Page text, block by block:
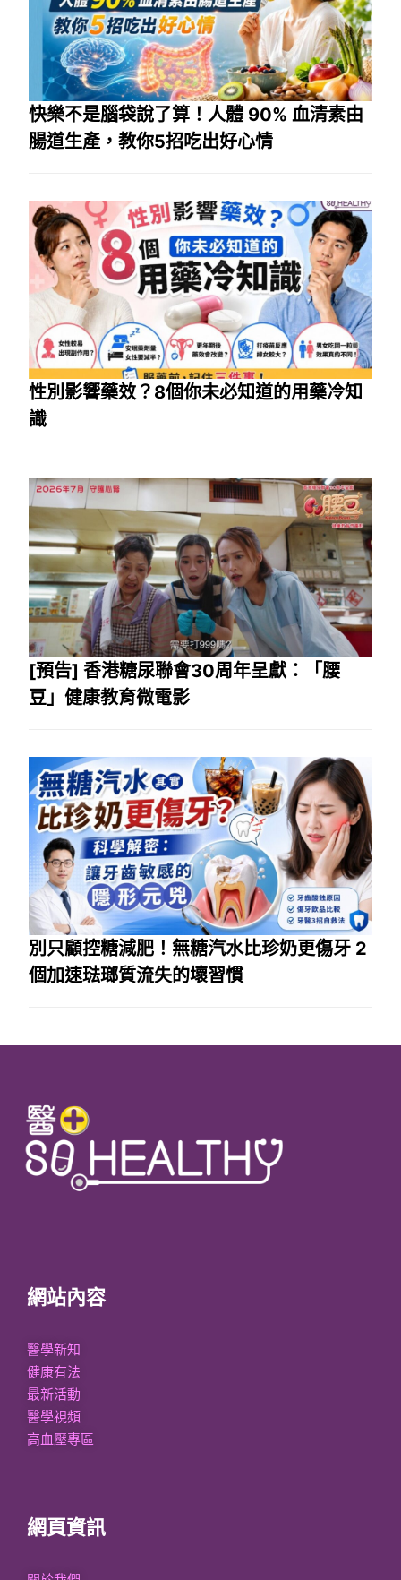
快樂不是腦袋說了算！人體 90% 血清素由
腸道生產，教你5招吃出好心情
性別影響藥效？8個你未必知道的用藥冷知
識
[預告] 香港糖尿聯會30周年呈獻：「腰
豆」健康教育微電影
別只顧控糖減肥！無糖汽水比珍奶更傷牙 2
個加速琺瑯質流失的壞習慣
網站內容
醫學新知
健康有法
最新活動
醫學視頻
高血壓專區
網頁資訊